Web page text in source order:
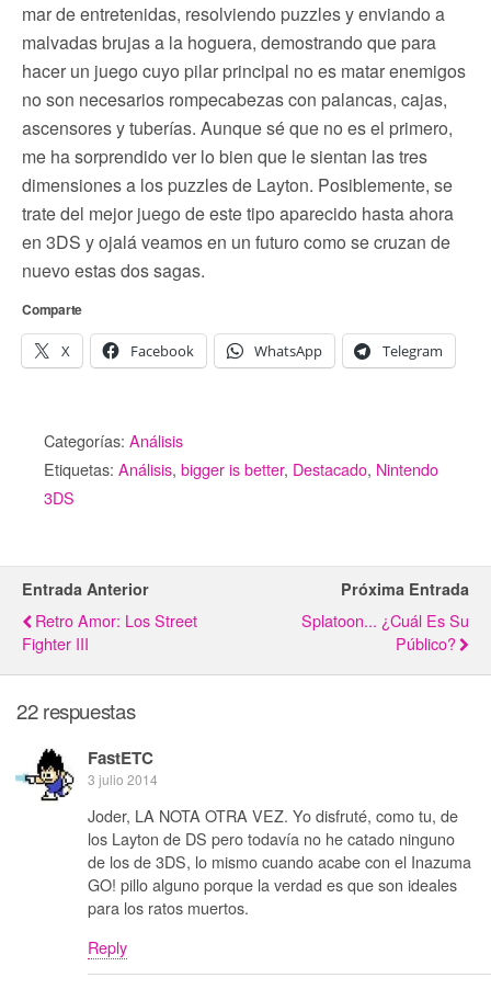
mar de entretenidas, resolviendo puzzles y enviando a
malvadas brujas a la hoguera, demostrando que para
hacer un juego cuyo pilar principal no es matar enemigos
no son necesarios rompecabezas con palancas, cajas,
ascensores y tuberías. Aunque sé que no es el primero,
me ha sorprendido ver lo bien que le sientan las tres
dimensiones a los puzzles de Layton. Posiblemente, se
trate del mejor juego de este tipo aparecido hasta ahora
en 3DS y ojalá veamos en un futuro como se cruzan de
nuevo estas dos sagas.
Comparte
X Facebook WhatsApp Telegram
Categorías: Análisis
Etiquetas: Análisis, bigger is better, Destacado, Nintendo
3DS
Entrada Anterior
Retro Amor: Los Street
Fighter III
Próxima Entrada
Splatoon... ¿Cuál Es Su
Público?
22 respuestas
FastETC
3 julio 2014
Joder, LA NOTA OTRA VEZ. Yo disfruté, como tu, de
los Layton de DS pero todavía no he catado ninguno
de los de 3DS, lo mismo cuando acabe con el Inazuma
GO! pillo alguno porque la verdad es que son ideales
para los ratos muertos.
Reply